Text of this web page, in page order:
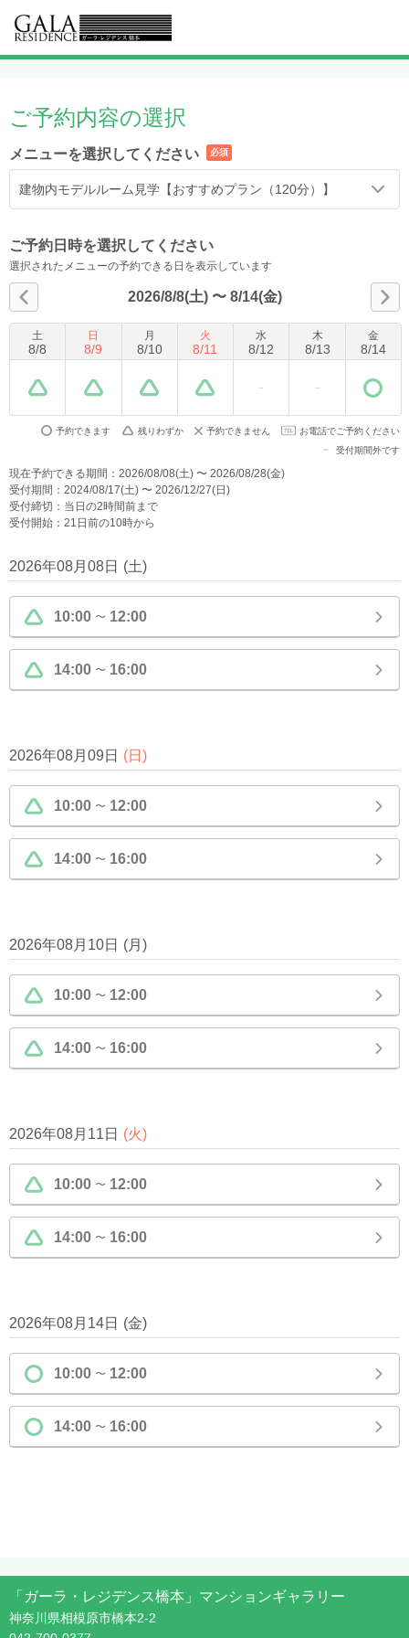
ご予約内容の選択
メニューを選択してください 必須
建物内モデルルーム見学【おすすめプラン（120分）】
ご予約日時を選択してください
選択されたメニューの予約できる日を表示しています
2026/8/8(土)〜 8/14(金)
土
8/8
日
8/9
月
8/10
火
8/11
水
8/12
木
8/13
金
8/14
予約できます 残りわずか 予約できません
お電話でご予約ください
受付期間外です
現在予約できる期間：2026/08/08(土) 〜 2026/08/28(金)
受付期間：2024/08/17(土) 〜 2026/12/27(日)
受付締切：当日の2時間前まで
受付開始：21日前の10時から
2026年08月08日 (土)
10:00 〜 12:00
14:00 〜 16:00
2026年08月09日 (日 )
10:00 〜 12:00
14:00 〜 16:00
2026年08月10日 (月 )
10:00 〜 12:00
14:00 〜 16:00
2026年08月11日 (火)
10:00 〜 12:00
14:00 〜 16:00
2026年08月14日 (金)
10:00 〜 12:00
14:00 〜 16:00
「ガーラ・レジデンス橋本」マンションギャラリー
神奈川県相模原市橋本2-2